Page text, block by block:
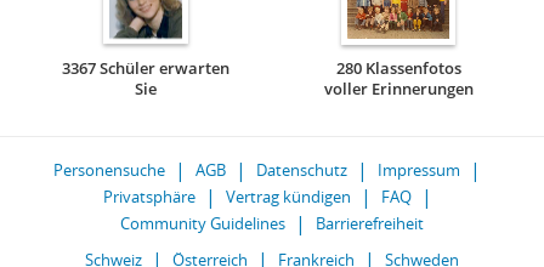
3367 Schüler erwarten
Sie
280 Klassenfotos
voller Erinnerungen
Personensuche AGB Datenschutz
Impressum
Privatsphäre
Vertrag kündigen
FAQ
Community Guidelines
Barrierefreiheit
Schweiz
Österreich Frankreich Schweden